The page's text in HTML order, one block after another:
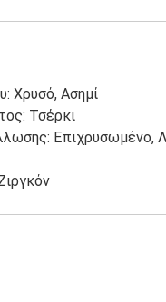
Χρυσό, Ασημί
Τσέρκι
Επιχρυσωμένο,